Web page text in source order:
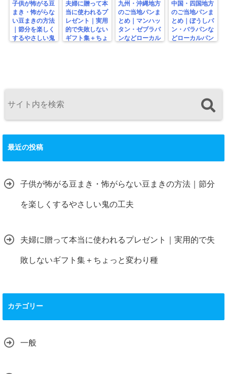
子供が怖がる豆
まき・怖がらな
い豆まきの方法
｜節分を楽しく
するやさしい鬼
夫婦に贈って本
当に使われるプ
レゼント｜実用
的で失敗しない
ギフト集＋ちょ
九州・沖縄地方
のご当地パンま
とめ｜マンハッ
タン・ゼブラパ
ンなどローカル
中国・四国地方
のご当地パンま
とめ｜ぼうしパ
ン・バラパンな
どローカルパン
最近の投稿
子供が怖がる豆まき・怖がらない豆まきの方法｜節分
を楽しくするやさしい鬼の工夫
夫婦に贈って本当に使われるプレゼント｜実用的で失
敗しないギフト集＋ちょっと変わり種
カテゴリー
一般